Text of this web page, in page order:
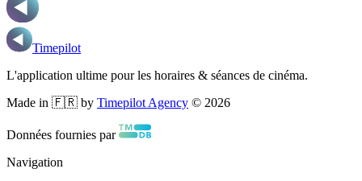
Timepilot
L'application ultime pour les horaires & séances de cinéma.
Made in 🇫🇷 by Timepilot Agency © 2026
Données fournies par
Navigation